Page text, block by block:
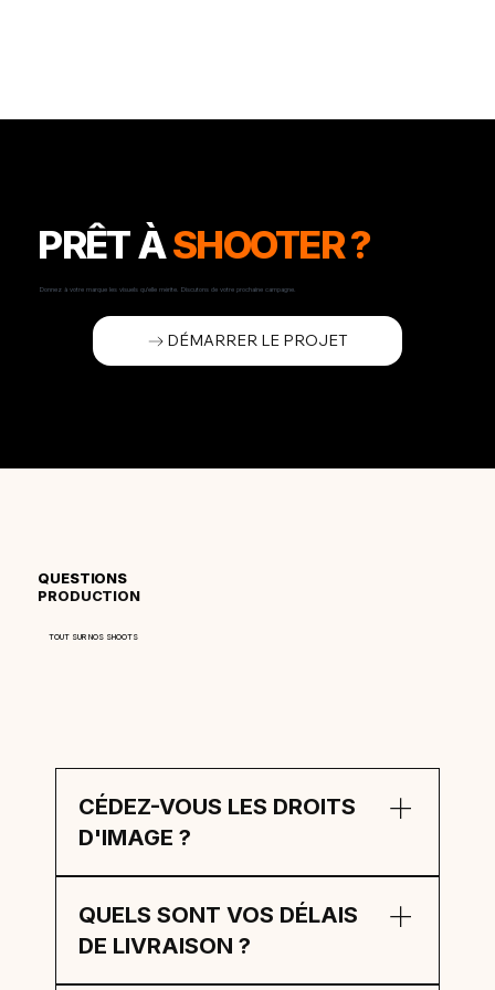
PRÊT ÀSHOOTER ?
Donnez à votre marque les visuels qu'elle mérite. Discutons de votre prochaine campagne.
DÉMARRER LE PROJET
CÉDEZ-VOUS LES DROITS
D'IMAGE ?
fois la prestation réglée, vous êtes propriétaire
des images pour l'utilisation définie au contrat
QUELS SONT VOS DÉLAIS
DE LIVRAISON ?
QUESTIONS
PRODUCTION
TOUT SUR NOS SHOOTS